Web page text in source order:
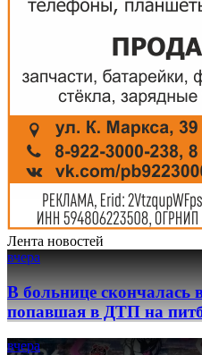
Лента новостей
вчера
В больнице скончалась
попавшая в ДТП на
вчера